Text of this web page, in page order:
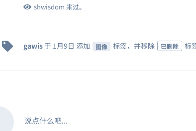
shwisdom 来过。
gawis于 1月9日 添加 图像 标签，并移除 已删除 标
说点什么吧...